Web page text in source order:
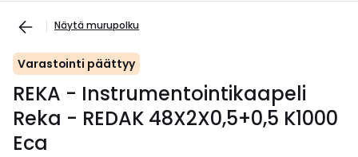
Näytä murupolku
Varastointi päättyy
REKA - Instrumentointikaapeli
Reka - REDAK 48X2X0,5+0,5 K1000
Eca